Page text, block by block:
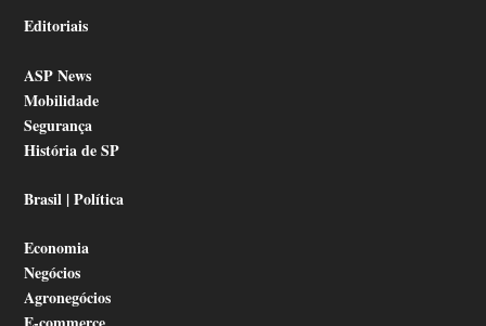
Editoriais
ASP News
Mobilidade
Segurança
História de SP
Brasil | Política
Economia
Negócios
Agronegócios